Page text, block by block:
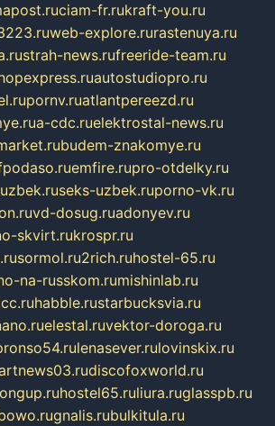
ciam-fr.rukraft-you.ru
web-explore.rurastenuya.ru
strah-news.rufreeride-team.ru
autostudiopro.ru
pornv.ruatlantpereezd.ru
a-cdc.ruelektrostal-news.ru
budem-znakomye.ru
emfire.rupro-otdelky.ru
seks-uzbek.ruporno-vk.ru
vd-dosug.ruadonyev.ru
skvirt.rukrospr.ru
sormol.ru2rich.ruhostel-65.ru
na-russkom.rumishinlab.ru
habble.rustarbucksvia.ru
elestal.ruvektor-doroga.ru
lenasever.rulovinskix.ru
discofoxworld.ru
hostel65.ruliura.ruglasspb.ru
gnalis.rubulkitula.ru